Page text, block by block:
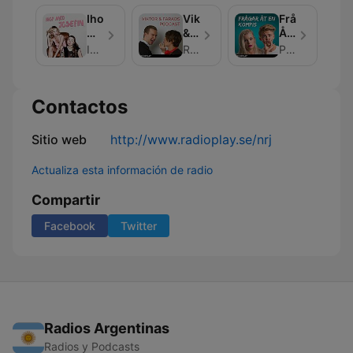
Ihop
Med
Josefin
Ihop Med Josefin
Viktor
&
Faraos
RadioPlay
Frågar
Åt
EnPodplay
Contactos
Sitio web http://www.radioplay.se/nrj
Actualiza esta información de radio
Compartir
Facebook Twitter
Radios Argentinas
Radios y Podcasts